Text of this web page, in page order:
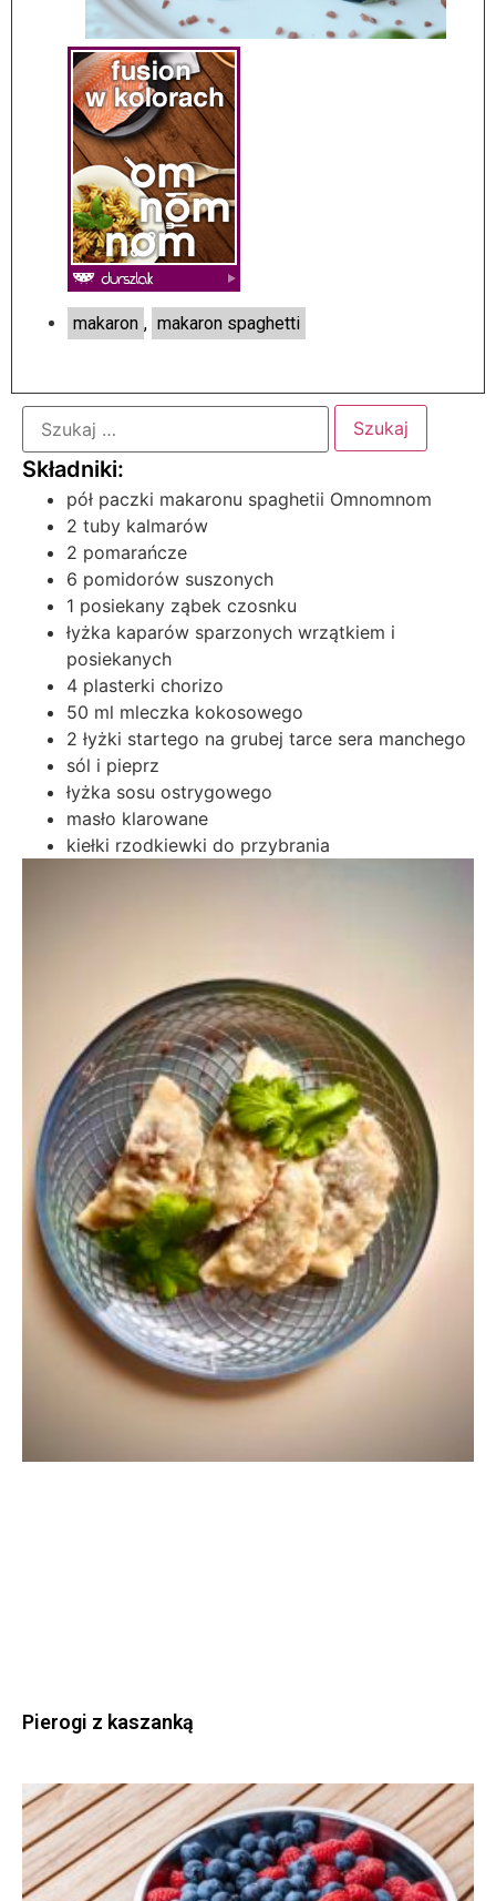
makaron , makaron spaghetti
pół paczki makaronu spaghetii Omnomnom
2 tuby kalmarów
2 pomarańcze
6 pomidorów suszonych
1 posiekany ząbek czosnku
łyżka kaparów sparzonych wrzątkiem i
posiekanych
4 plasterki chorizo
50 ml mleczka kokosowego
2 łyżki startego na grubej tarce sera manchego
sól i pieprz
łyżka sosu ostrygowego
masło klarowane
kiełki rzodkiewki do przybrania
Pierogi z kaszanką